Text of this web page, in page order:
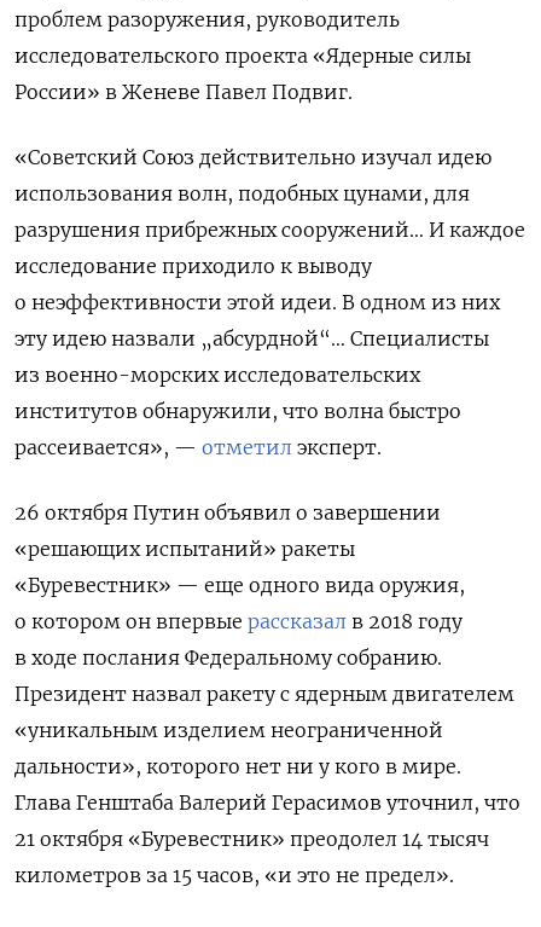
проблем разоружения, руководитель
исследовательского проекта «Ядерные силы
России» в Женеве Павел Подвиг.
«Советский Союз действительно изучал идею
использования волн, подобных цунами, для
разрушения прибрежных сооружений… И каждое
исследование приходило к выводу
о неэффективности этой идеи. В одном из них
эту идею назвали „абсурдной“… Специалисты
из военно-морских исследовательских
институтов обнаружили, что волна быстро
рассеивается», — отметил эксперт.
26 октября Путин объявил о завершении
«решающих испытаний» ракеты
«Буревестник» — еще одного вида оружия,
о котором он впервые рассказал в 2018 году
в ходе послания Федеральному собранию.
Президент назвал ракету с ядерным двигателем
«уникальным изделием неограниченной
дальности», которого нет ни у кого в мире.
Глава Генштаба Валерий Герасимов уточнил, что
21 октября «Буревестник» преодолел 14 тысяч
километров за 15 часов, «и это не предел».